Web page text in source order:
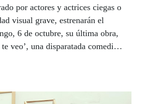
por actores y actrices ciegas o
visual grave, estrenarán el
6 de octubre, su última obra,
veo’, una disparatada comedia
de Málaga.